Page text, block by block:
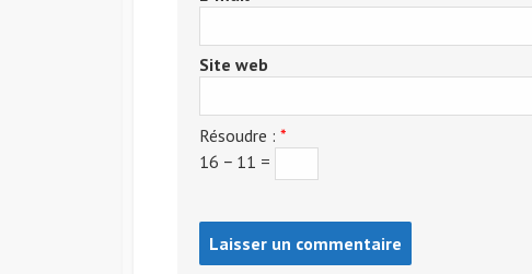
Site web
Résoudre : *
16 − 11 =